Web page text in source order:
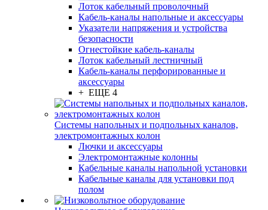
Лоток кабельный проволочный
Кабель-каналы напольные и аксессуары
Указатели напряжения и устройства
безопасности
Огнестойкие кабель-каналы
Лоток кабельный лестничный
Кабель-каналы перфорированные и
аксессуары
+ ЕЩЕ 4
Системы напольных и подпольных каналов,
электромонтажных колон
Лючки и аксессуары
Электромонтажные колонны
Кабельные каналы напольной установки
Кабельные каналы для установки под
полом